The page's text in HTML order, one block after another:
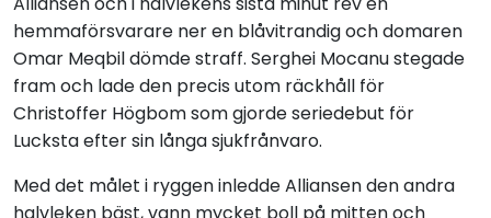
hemmaförsvarare ner en blåvitrandig och domaren
Omar Meqbil dömde straff. Serghei Mocanu stegade
fram och lade den precis utom räckhåll för
Christoffer Högbom som gjorde seriedebut för
Lucksta efter sin långa sjukfrånvaro.
Med det målet i ryggen inledde Alliansen den andra
halvleken bäst, vann mycket boll på mitten och